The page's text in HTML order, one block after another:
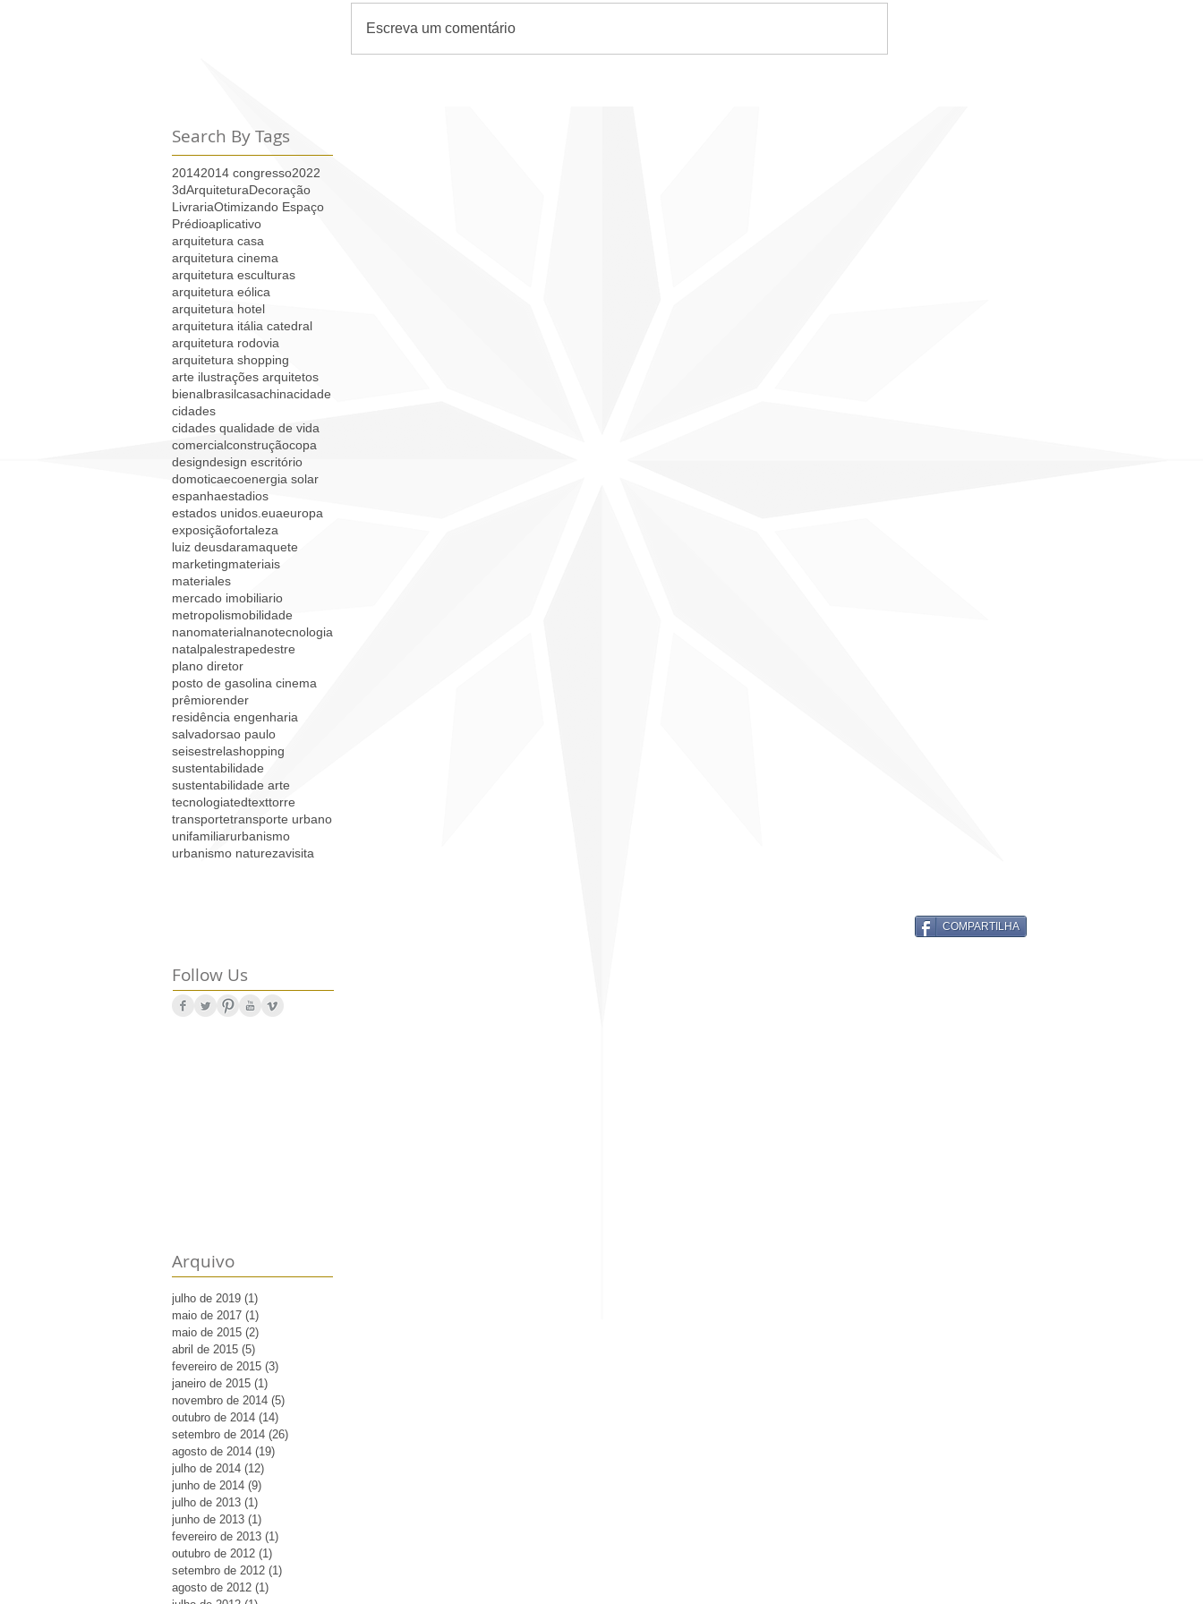
Escreva um comentário
Search By Tags
20142014 congresso2022
3dArquiteturaDecoração
LivrariaOtimizando Espaço
Prédioaplicativo
arquitetura casa
arquitetura cinema
arquitetura esculturas
arquitetura eólica
arquitetura hotel
arquitetura itália catedral
arquitetura rodovia
arquitetura shopping
arte ilustrações arquitetos
bienalbrasilcasachinacidade
cidades
cidades qualidade de vida
comercialconstruçãocopa
designdesign escritório
domoticaecoenergia solar
espanhaestadios
estados unidos. euaeuropa
exposiçãofortaleza
luiz deusdaramaquete
marketingmateriais
materiales
mercado imobiliario
metropolismobilidade
nanomaterialnanotecnologia
natalpalestrapedestre
plano diretor
posto de gasolina cinema
prêmiorender
residência engenharia
salvadorsao paulo
seisestrelashopping
sustentabilidade
sustentabilidade arte
tecnologiatedtexttorre
transportetransporte urbano
unifamiliarurbanismo
urbanismo naturezavisita
COMPARTILHA
Follow Us
Arquivo
julho de 2019 (1)
maio de 2017 (1)
maio de 2015 (2)
abril de 2015 (5)
fevereiro de 2015 (3)
janeiro de 2015 (1)
novembro de 2014 (5)
outubro de 2014 (14)
setembro de 2014 (26)
agosto de 2014 (19)
julho de 2014 (12)
junho de 2014 (9)
julho de 2013 (1)
junho de 2013 (1)
fevereiro de 2013 (1)
outubro de 2012 (1)
setembro de 2012 (1)
agosto de 2012 (1)